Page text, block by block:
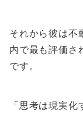
それから彼は不
内で最も評価さ
です。
「思考は現実